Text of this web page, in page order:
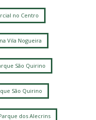
no Centro
Vila Nogueira
São Quirino
São Quirino
dos Alecrins